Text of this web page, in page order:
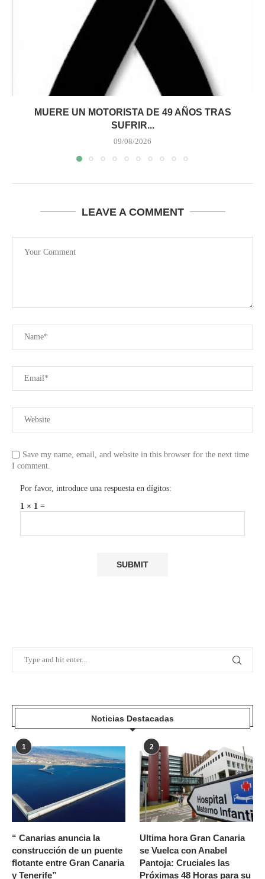
MUERE UN MOTORISTA DE 49 AÑOS TRAS
SUFRIR...
09/08/2026
LEAVE A COMMENT
Save my name, email, and website in this browser for the next time
I comment.
Por favor, introduce una respuesta en dígitos:
1 × 1 =
Noticias Destacadas
1
“ Canarias anuncia la
construcción de un puente
flotante entre Gran Canaria
y Tenerife”
2
Ultima hora Gran Canaria
se Vuelca con Anabel
Pantoja: Cruciales las
Próximas 48 Horas para su